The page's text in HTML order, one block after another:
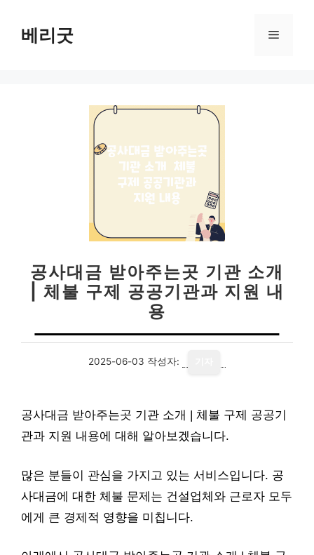
베리굿 메
공사대금 받아주는곳 기관 소개
| 체불 구제 공공기관과 지원 내
용
2025-06-03 작성자:
공사대금 받아주는곳 기관 소개 | 체불 구제 공공기
관과 지원 내용에 대해 알아보겠습니다.
많은 분들이 관심을 가지고 있는 서비스입니다. 공
사대금에 대한 체불 문제는 건설업체와 근로자 모두
에게 큰 경제적 영향을 미칩니다.